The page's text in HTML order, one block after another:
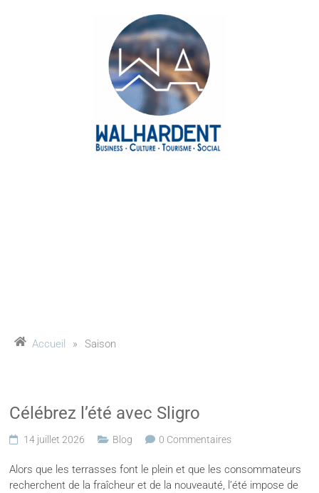
Accueil » Saison
Célébrez l’été avec Sligro
14 juillet 2026 Blog 0 Commentaires
Alors que les terrasses font le plein et que les consommateurs
recherchent de la fraîcheur et de la nouveauté, l’été impose de